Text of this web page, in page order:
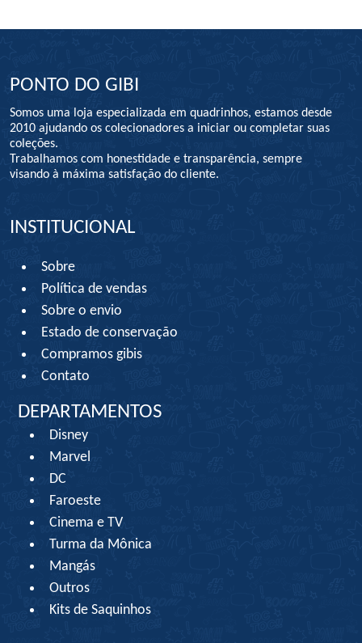
PONTO DO GIBI
Somos uma loja especializada em quadrinhos, estamos desde
2010 ajudando os colecionadores a iniciar ou completar suas
coleções.
Trabalhamos com honestidade e transparência, sempre
visando à máxima satisfação do cliente.
INSTITUCIONAL
Sobre
Política de vendas
Sobre o envio
Estado de conservação
Compramos gibis
Contato
DEPARTAMENTOS
Disney
Marvel
DC
Faroeste
Cinema e TV
Turma da Mônica
Mangás
Outros
Kits de Saquinhos